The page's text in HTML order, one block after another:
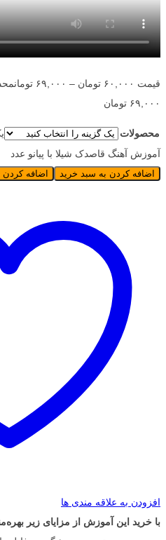
قیمت ۶۰,۰۰۰ تومان – ۶۹,۰۰۰ تومان
۶۹,۰۰۰ تومان
محصولات
آموزش آهنگ قاصدک شیلا با پیانو عدد
اضافه کردن به سبد خرید اضافه
افزودن به علاقه مندی ها
با خرید این آموزش از مزایای زیر